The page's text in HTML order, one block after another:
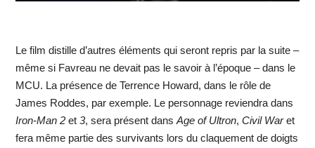
Le film distille d’autres éléments qui seront repris par la suite –
même si Favreau ne devait pas le savoir à l’époque – dans le
MCU. La présence de Terrence Howard, dans le rôle de
James Roddes, par exemple. Le personnage reviendra dans
Iron-Man 2et 3, sera présent dans Age of Ultron, Civil Waret
fera même partie des survivants lors du claquement de doigts